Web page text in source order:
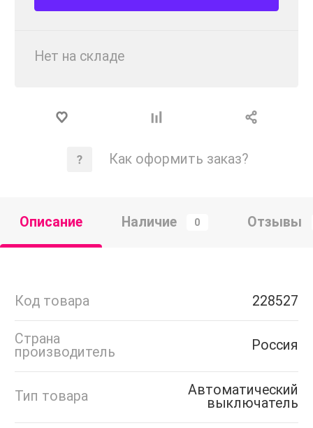
Нет на складе
Как оформить заказ?
Описание Наличие 0 Отзывы
Код товара 228527
Страна
производитель
Россия
Тип товара
Автоматический
выключатель